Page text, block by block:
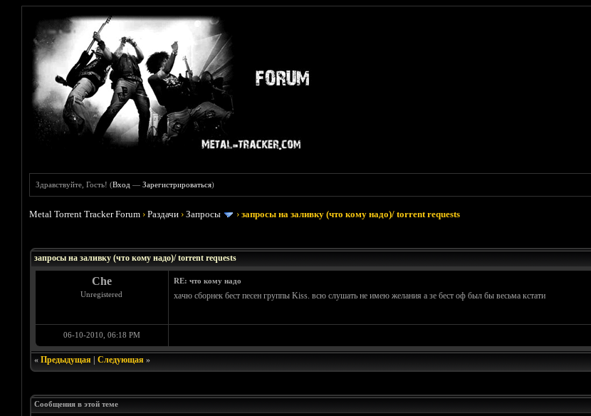
Здравствуйте, Гость! (Вход —Зарегистрироваться)
Metal Torrent Tracker Forum ›Раздачи ›Запросы ›запросы на заливку (что кому надо)/ torrent requests
запросы на заливку (что кому надо)/ torrent requests
Che
Unregistered
RE: что кому надо
хачю сборнек бест песен группы Kiss. всю слушать не имею желания а зе бест оф был бы весьма кстати
06-10-2010, 06:18 PM
« Предыдущая| Следующая»
Сообщения в этой теме